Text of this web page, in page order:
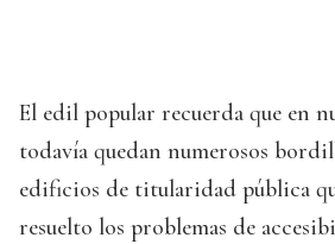
El edil popular recuerda que en
todavía quedan numerosos
edificios de titularidad pública
resuelto los problemas de